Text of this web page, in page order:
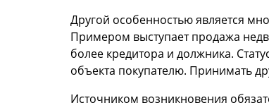
Другой особенностью является
Примером выступает продажа
более кредитора и должника.
объекта покупателю. Принимать
Источником возникновения